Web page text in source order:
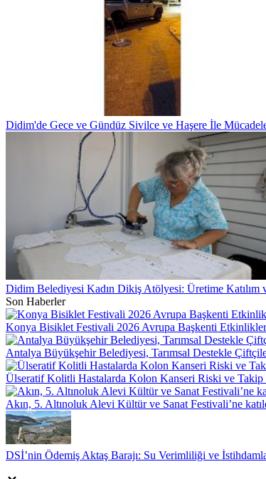
Didim'de Gece ve Gündüz Sivilce ve Haşere İle
Didim Belediyesi Kadın Dikiş Atölyesi: Üretime Katılım
Son Haberler
Konya Bisiklet Festivali 2026 Avrupa Başkenti
Antalya Büyükşehir Belediyesi, Tarımsal Destekle
Ülseratif Kolitli Hastalarda Kolon Kanseri Riski ve Takip
Akın, 5. Altınoluk Alevi Kültür ve Sanat Festivali’ne
DSİ’nin Ödemiş Aktaş Barajı: Su Verimliliği ve